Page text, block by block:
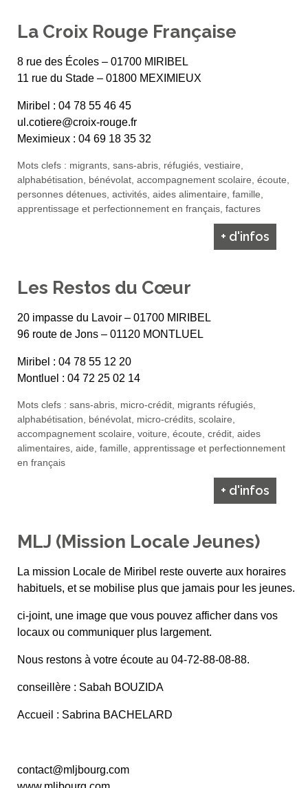
La Croix Rouge Française
8 rue des Écoles – 01700 MIRIBEL
11 rue du Stade – 01800 MEXIMIEUX
Miribel : 04 78 55 46 45
ul.cotiere@croix-rouge.fr
Meximieux : 04 69 18 35 32
Mots clefs : migrants, sans-abris, réfugiés, vestiaire,
alphabétisation, bénévolat, accompagnement scolaire, écoute,
personnes détenues, activités, aides alimentaire, famille,
apprentissage et perfectionnement en français, factures
+ d'infos
Les Restos du Cœur
20 impasse du Lavoir – 01700 MIRIBEL
96 route de Jons – 01120 MONTLUEL
Miribel : 04 78 55 12 20
Montluel : 04 72 25 02 14
Mots clefs : sans-abris, micro-crédit, migrants réfugiés,
alphabétisation, bénévolat, micro-crédits, scolaire,
accompagnement scolaire, voiture, écoute, crédit, aides
alimentaires, aide, famille, apprentissage et perfectionnement
en français
+ d'infos
MLJ (Mission Locale Jeunes)
La mission Locale de Miribel reste ouverte aux horaires
habituels, et se mobilise plus que jamais pour les jeunes.
ci-joint, une image que vous pouvez afficher dans vos
locaux ou communiquer plus largement.
Nous restons à votre écoute au 04-72-88-08-88.
conseillère : Sabah BOUZIDA
Accueil : Sabrina BACHELARD
contact@mljbourg.com